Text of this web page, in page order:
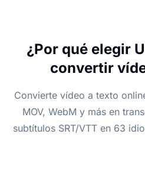
¿Por qué elegir
convertir
Convierte vídeo a texto
MOV, WebM y más en
subtítulos SRT/VTT en 63